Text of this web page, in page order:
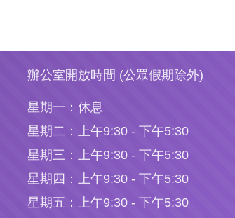
辦公室開放時間 (公眾假期除外)
星期一： 休息
星期二：
上午9:30 - 下午5:30
星期三：
上午9:30 - 下午5:30
星期四：
上午9:30 - 下午5:30
星期五：
上午9:30 - 下午5:30